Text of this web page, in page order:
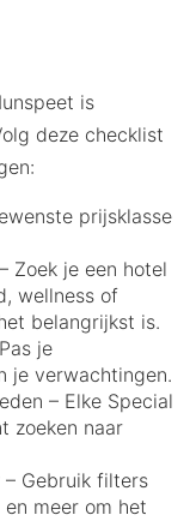
is
deze checklist
prijsklasse
Zoek je een hotel
wellness of
belangrijkst is.
je
je verwachtingen.
– Elke Special
zoeken naar
Gebruik filters
meer om het